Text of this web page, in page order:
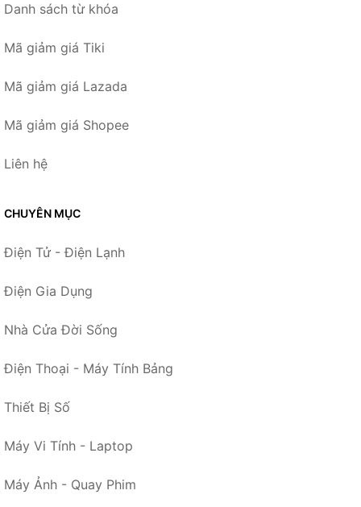
Danh sách từ khóa
Mã giảm giá Tiki
Mã giảm giá Lazada
Mã giảm giá Shopee
Liên hệ
CHUYÊN MỤC
Điện Tử - Điện Lạnh
Điện Gia Dụng
Nhà Cửa Đời Sống
Điện Thoại - Máy Tính Bảng
Thiết Bị Số
Máy Vi Tính - Laptop
Máy Ảnh - Quay Phim